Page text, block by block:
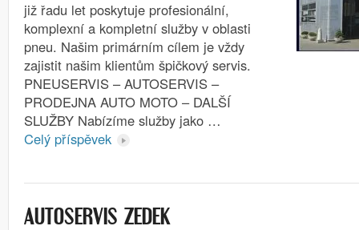
již řadu let poskytuje profesionální,
komplexní a kompletní služby v oblasti
pneu. Našim primárním cílem je vždy
zajistit našim klientům špičkový servis.
PNEUSERVIS – AUTOSERVIS –
PRODEJNA AUTO MOTO – DALŠÍ
SLUŽBY Nabízíme služby jako …
Celý příspěvek
AUTOSERVIS ZEDEK